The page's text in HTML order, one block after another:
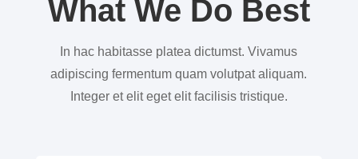
What We Do Best
In hac habitasse platea dictumst. Vivamus
adipiscing fermentum quam volutpat aliquam.
Integer et elit eget elit facilisis tristique.